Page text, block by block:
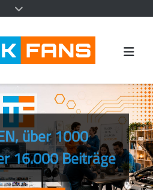
über 1000
16.000 Beiträge